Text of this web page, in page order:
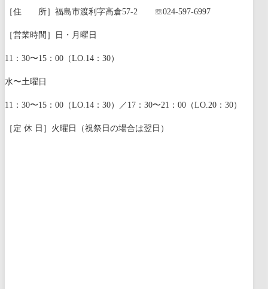
［住 所］福島市渡利字高倉57-2 ☏024-597-6997
［営業時間］日・月曜日
11：30〜15：00（LO.14：30）
水〜土曜日
11：30〜15：00（LO.14：30）／17：30〜21：00（LO.20：30）
［定 休 日］火曜日（祝祭日の場合は翌日）